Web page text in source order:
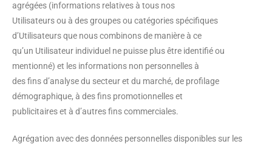
agrégées (informations relatives à tous nos
Utilisateurs ou à des groupes ou catégories spécifiques
d’Utilisateurs que nous combinons de manière à ce
qu’un Utilisateur individuel ne puisse plus être identifié ou
mentionné) et les informations non personnelles à
des fins d’analyse du secteur et du marché, de profilage
démographique, à des fins promotionnelles et
publicitaires et à d’autres fins commerciales.
Agrégation avec des données personnelles disponibles sur les